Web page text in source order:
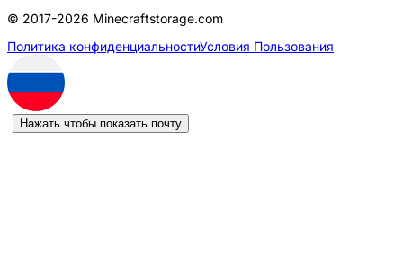
© 2017-2026 Minecraftstorage.com
Политика конфиденциальностиУсловия Пользования
Нажать чтобы показать почту